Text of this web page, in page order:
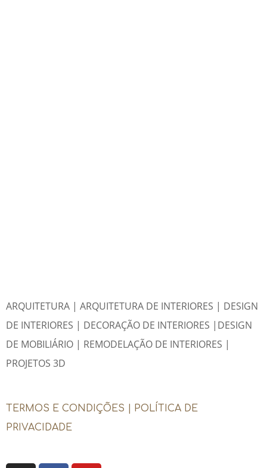
ARQUITETURA | ARQUITETURA DE INTERIORES | DESIGN
DE INTERIORES | DECORAÇÃO DE INTERIORES |DESIGN
DE MOBILIÁRIO | REMODELAÇÃO DE INTERIORES |
PROJETOS 3D
TERMOS E CONDIÇÕES |
POLÍTICA DE
PRIVACIDADE